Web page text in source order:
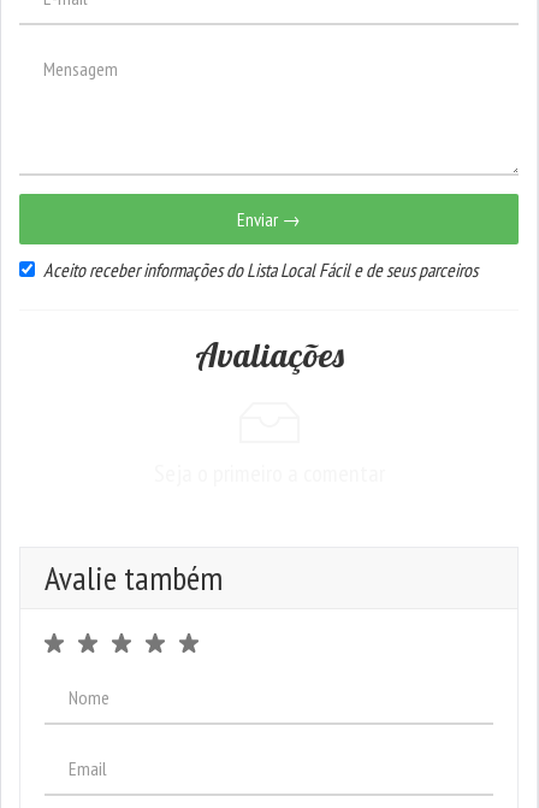
Enviar →
Aceito receber informações do Lista Local Fácil e de seus parceiros
Avaliações
Avalie também